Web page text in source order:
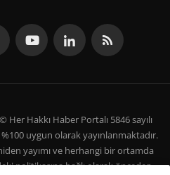
Hakkı Haber Portalı 5846 sayılı
uygun olarak yayınlanmaktadır.
yayımı ve herhangi bir ortamda
politikasına bağlı olarak önceden